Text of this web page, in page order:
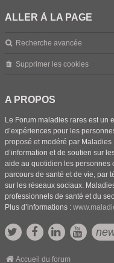
ALLER À LA PAGE
Recherche avancée
Supprimer les cookies
A PROPOS
Le Forum maladies rares est un
d’expériences pour les
proposé et modéré par Maladies
d’information et de soutien sur
aide au quotidien les personnes
parcours de santé et de vie, par
sur les réseaux sociaux.
professionnels de santé et du
Plus d’informations :
Accueil du forum